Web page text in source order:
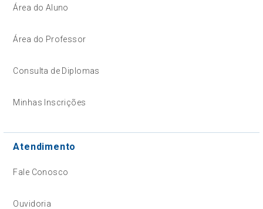
Área do Aluno
Área do Professor
Consulta de Diplomas
Minhas Inscrições
Atendimento
Fale Conosco
Ouvidoria